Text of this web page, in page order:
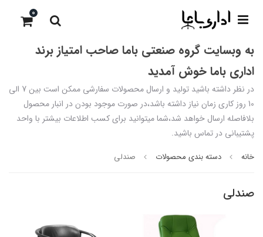
به وبسایت گروه صنعتی باما صاحب امتیاز برند
اداری باما خوش آمدید
در نظر داشته باشید تولید و ارسال محصولات سفارشی ممکن است بین 7 الی
10 روز کاری زمان نیاز داشته باشد،در صورت موجود بودن در انبار محصول
بلافاصله ارسال خواهد شد،شما میتوانید برای کسب اطلاعات بیشتر با واحد
پشتیبانی در تماس باشید.
0
خانه دسته بندی محصولات صندلی
صندلی